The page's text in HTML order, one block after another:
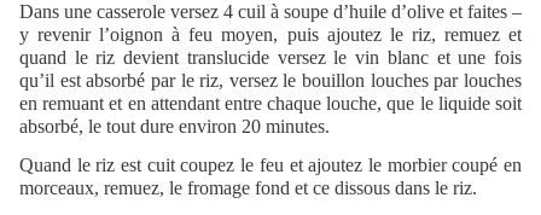
Dans une casserole versez 4 cuil à soupe d’huile d’olive et faites –
y revenir l’oignon à feu moyen, puis ajoutez le riz, remuez et
quand le riz devient translucide versez le vin blanc et une fois
qu’il est absorbé par le riz, versez le bouillon louches par louches
en remuant et en attendant entre chaque louche, que le liquide soit
absorbé, le tout dure environ 20 minutes.
Quand le riz est cuit coupez le feu et ajoutez le morbier coupé en
morceaux, remuez, le fromage fond et ce dissous dans le riz.